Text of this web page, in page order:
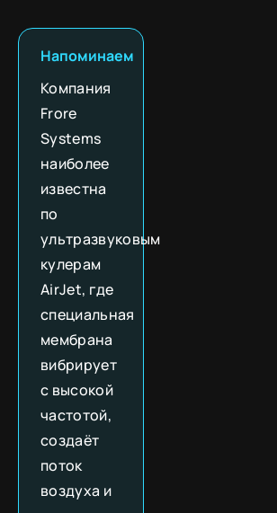
Напоминаем
Компания
Frore
Systems
наиболее
известна
по
ультразвуковым
кулерам
AirJet, где
специальная
мембрана
вибрирует
с высокой
частотой,
создаёт
поток
воздуха и